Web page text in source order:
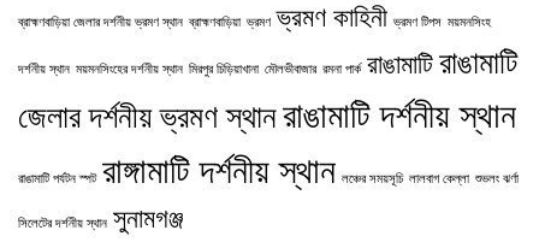
ব্রাহ্মণবাড়িয়া জেলার দর্শনীয় ভ্রমণ স্থান ব্রাহ্মণবাড়িয়া ভ্রমণ ভ্রমণ কাহিনী ভ্রমণ টিপস ময়মনসিংহ
দর্শনীয় স্থান ময়মনসিংহের দর্শনীয় স্থান মিরপুর চিড়িয়াখানা মৌলভীবাজার রমনা পার্ক রাঙামাটি রাঙামাটি
জেলার দর্শনীয় ভ্রমণ স্থানরাঙামাটি দর্শনীয় স্থান
রাঙামাটি পর্যটন স্পট রাঙ্গামাটি দর্শনীয় স্থান লঞ্চের সময়সূচি লালবাগ কেল্লা শুভলং ঝর্ণা
সিলেটের দর্শনীয় স্থান সুনামগঞ্জ